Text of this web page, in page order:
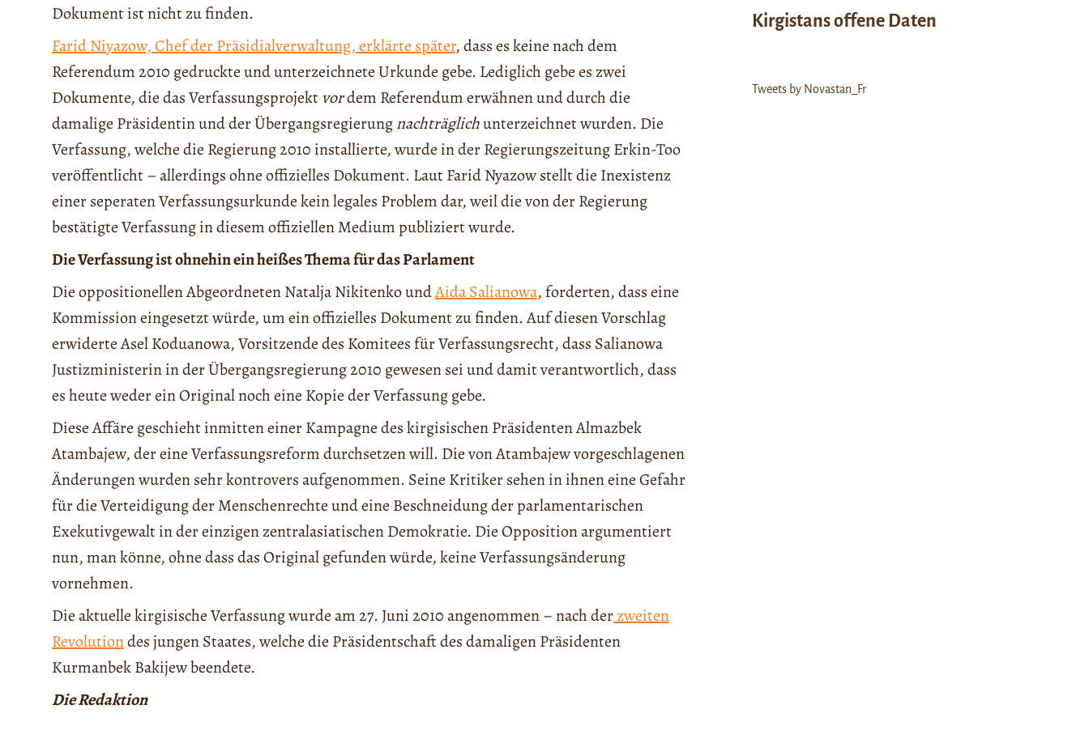
Dokument ist nicht zu finden.
Farid Niyazow, Chef der Präsidialverwaltung, erklärte später, dass es keine nach dem
Referendum 2010 gedruckte und unterzeichnete Urkunde gebe. Lediglich gebe es zwei
Dokumente, die das Verfassungsprojekt vordem Referendum erwähnen und durch die
damalige Präsidentin und der Übergangsregierungnachträglichunterzeichnet wurden. Die
Verfassung, welche die Regierung 2010 installierte, wurde in der Regierungszeitung Erkin-Too
veröffentlicht – allerdings ohne offizielles Dokument. Laut Farid Nyazow stellt die Inexistenz
einer seperaten Verfassungsurkunde kein legales Problem dar, weil die von der Regierung
bestätigte Verfassung in diesem offiziellen Medium publiziert wurde.
Die Verfassung ist ohnehin ein heißes Thema für das Parlament
Die oppositionellen Abgeordneten Natalja Nikitenko undAida Salianowa, forderten, dass eine
Kommission eingesetzt würde, um ein offizielles Dokument zu finden. Auf diesen Vorschlag
erwiderte Asel Koduanowa, Vorsitzende des Komitees für Verfassungsrecht, dass Salianowa
Justizministerin in der Übergangsregierung 2010 gewesen sei und damit verantwortlich, dass
es heute weder ein Original noch eine Kopie der Verfassung gebe.
Diese Affäre geschieht inmitten einer Kampagne des kirgisischen Präsidenten Almazbek
Atambajew, der eine Verfassungsreform durchsetzen will. Die von Atambajew vorgeschlagenen
Änderungen wurden sehr kontrovers aufgenommen. Seine Kritiker sehen in ihnen eine Gefahr
für die Verteidigung der Menschenrechte und eine Beschneidung der parlamentarischen
Exekutivgewalt in der einzigen zentralasiatischen Demokratie. Die Opposition argumentiert
nun, man könne, ohne dass das Original gefunden würde, keine Verfassungsänderung
vornehmen.
Die aktuelle kirgisische Verfassung wurde am 27. Juni 2010 angenommen – nach derzweiten
Revolutiondes jungen Staates, welche die Präsidentschaft des damaligen Präsidenten
Kurmanbek Bakijew beendete.
Die Redaktion
Kirgistans offene Daten
Tweets by Novastan_Fr